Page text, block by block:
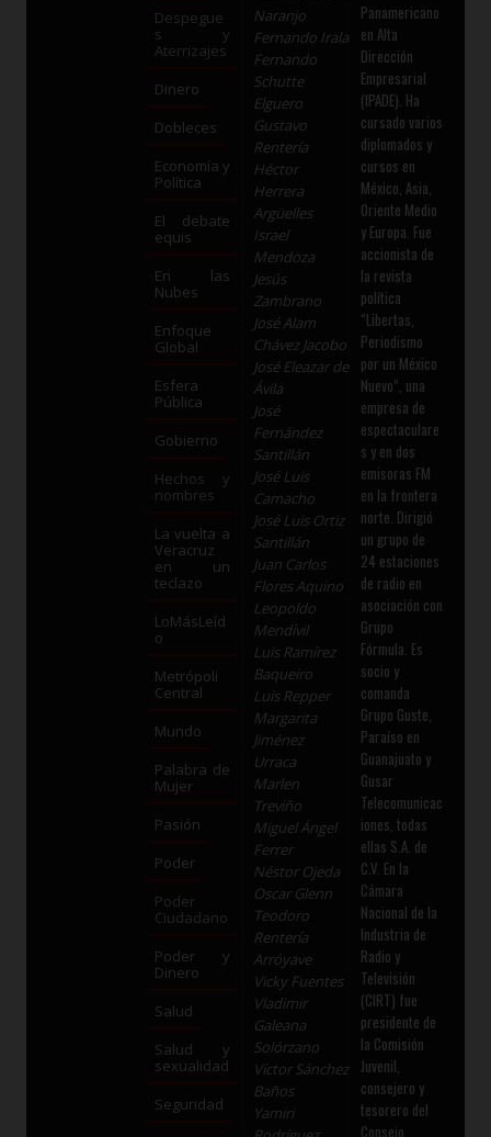
Despegue
s y
Aterrizajes
Dinero
Dobleces
Economía y
Política
El debate
equis
En las
Nubes
Enfoque
Global
Esfera
Pública
Gobierno
Hechos y
nombres
La vuelta a
Veracruz
en un
teclazo
LoMásLeíd
o
Metrópoli
Central
Mundo
Palabra de
Mujer
Pasión
Poder
Poder
Ciudadano
Poder y
Dinero
Salud
Salud y
sexualidad
Seguridad
Naranjo
Fernando Irala
Fernando
Schutte
Elguero
Gustavo
Rentería
Héctor
Herrera
Argüelles
Israel
Mendoza
Jesús
Zambrano
José Alam
Chávez Jacobo
José Eleazar de
Ávila
José
Fernández
Santillán
José Luis
Camacho
José Luis Ortiz
Santillán
Juan Carlos
Flores Aquino
Leopoldo
Mendívil
Luis Ramírez
Baqueiro
Luis Repper
Margarita
Jiménez
Urraca
Marlen
Treviño
Miguel Ángel
Ferrer
Néstor Ojeda
Oscar Glenn
Teodoro
Rentería
Arróyave
Vicky Fuentes
Vladimir
Galeana
Solórzano
Víctor Sánchez
Baños
Yamiri
Panamericano
en Alta
Dirección
Empresarial
(IPADE). Ha
cursado varios
diplomados y
cursos en
México, Asia,
Oriente Medio
y Europa. Fue
accionista de
la revista
política
“Libertas,
Periodismo
por un México
Nuevo”, una
empresa de
espectaculare
s y en dos
emisoras FM
en la frontera
norte. Dirigió
un grupo de
24 estaciones
de radio en
asociación con
Grupo
Fórmula. Es
socio y
comanda
Grupo Guste,
Paraíso en
Guanajuato y
Gusar
Telecomunicac
iones, todas
ellas S.A. de
C.V. En la
Cámara
Nacional de la
Industria de
Radio y
Televisión
(CIRT) fue
presidente de
la Comisión
Juvenil,
consejero y
tesorero del
Consejo